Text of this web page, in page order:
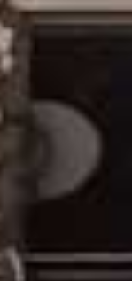
typy
grafoch.
najpoužívanejšie
Pridaj komentár
úplný základ
čítaní… ]